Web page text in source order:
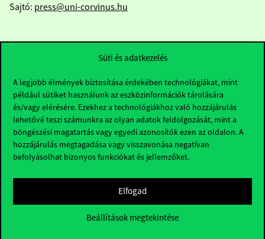
Süti és adatkezelés
A legjobb élmények biztosítása érdekében technológiákat, mint
például sütiket használunk az eszközinformációk tárolására
és/vagy elérésére. Ezekhez a technológiákhoz való hozzájárulás
lehetővé teszi számunkra az olyan adatok feldolgozását, mint a
böngészési magatartás vagy egyedi azonosítók ezen az oldalon. A
hozzájárulás megtagadása vagy visszavonása negatívan
befolyásolhat bizonyos funkciókat és jellemzőket.
Elfogad
Beállítások megtekintése
Sajtó: press@uni-corvinus.hu
Hasznos linkek
Nyitvatartás